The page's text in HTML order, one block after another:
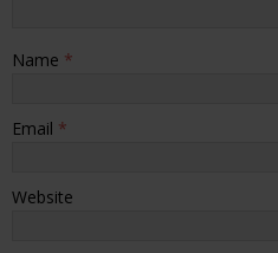
Name *
Email *
Website